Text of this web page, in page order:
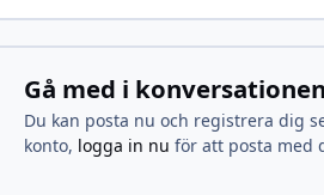
Gå med i konversationen
Du kan posta nu och registrera dig
konto, logga in nu för att posta med